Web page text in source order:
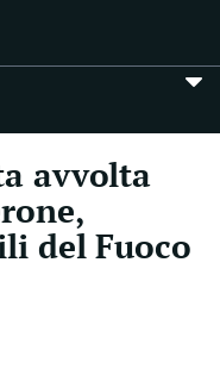
avvolta
del Fuoco